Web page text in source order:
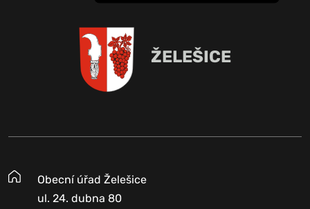
ŽELEŠICE
Obecní úřad Želešice
ul. 24. dubna 80